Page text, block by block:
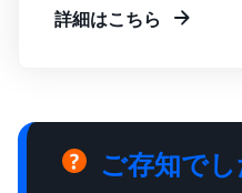
詳細はこちら
ご存知で